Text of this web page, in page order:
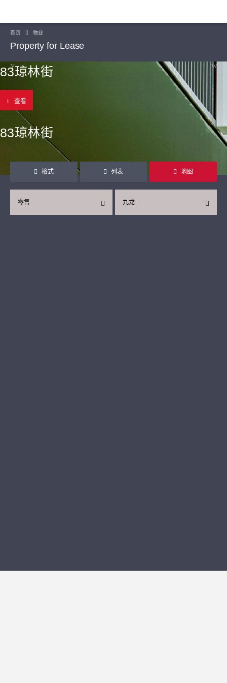
首页 物业
Property for Lease
83琼林街
查看
83琼林街
格式 列表 地图
九龙
零售